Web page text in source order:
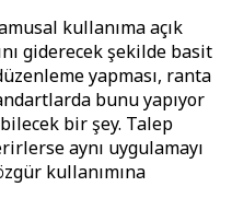
kullanıma açık
giderecek şekilde basit
yapması, ranta
bunu yapıyor
bir şey. Talep
aynı uygulamayı
kullanımına